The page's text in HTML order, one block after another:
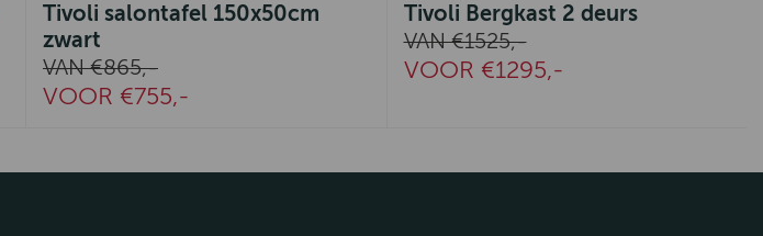
Tivoli salontafel 150x50cm
zwart
VAN €865,-
VOOR €755,-
Tivoli Bergkast 2 deurs
VAN €1525,-
VOOR €1295,-